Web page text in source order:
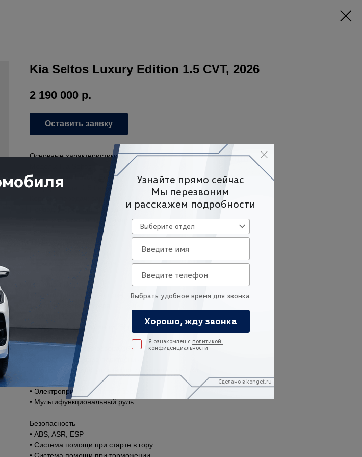
Kia Seltos Luxury Edition 1.5 CVT, 2026
2 190 000 р.
Оставить заявку
Основные характеристики
Исполнение: Luxury Edition
Модификация: 1.5 бензин (115 л.с.)
Коробка передач: вариатор CVT
Привод: Передний привод
Кузов: компактный кроссовер
4385 × 1800 × 1650 мм
Колёсная база: 2630 мм
Диски: 17” легкосплавные
• Светодиодная LED-оптика
• Датчики света и дождя
• Кожаный салон
• Мультимедиа с экраном, Bluetooth, CarPlay
• Круиз-контроль
• Камеры кругового обзора 360°
• Передние и задние парктроники
• Бесключевой доступ и запуск двигателя с кнопки
• Кондиционер
• Электропривод и обогрев зеркал
• Мультифункциональный руль
Безопасность
• ABS, ASR, ESP
• Система помощи при старте в гору